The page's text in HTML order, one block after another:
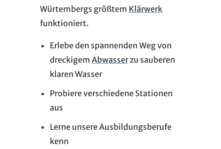
Würtembergs größtem Klärwerk
funktioniert.
Erlebe den spannenden Weg von
dreckigem Abwasserzu sauberen
klaren Wasser
Probiere verschiedene Stationen
aus
Lerne unsere Ausbildungsberufe
kenn